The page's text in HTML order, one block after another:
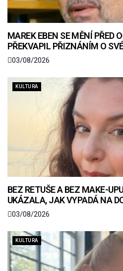
MAREK EBEN SE MĚNÍ PŘED
PŘEKVAPIL PŘIZNÁNÍM O
03/08/2026
KULTURA
BEZ RETUŠE A BEZ MAKE-
UKÁZALA, JAK VYPADÁ NA
03/08/2026
KULTURA